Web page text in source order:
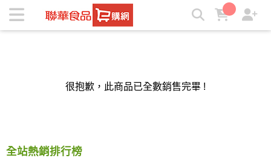
聯華食品e購網-Official Online Store | ★聯華食品e購網★
很抱歉，此商品已全數銷售完畢 !
全站熱銷排行榜